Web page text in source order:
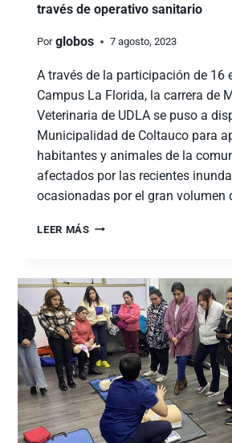
través de operativo sanitario
Por globos 7 agosto, 2023
A través de la participación de 16
Campus La Florida, la carrera de
Veterinaria de UDLA se puso a
Municipalidad de Coltauco para
habitantes y animales de la
afectados por las recientes
ocasionadas por el gran volumen
LEER MÁS